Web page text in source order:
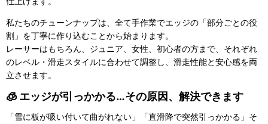
私たちのチューンナップは、全て手作業でエッジの「部分ごとの役
割」を丁寧に作り込むことから始まります。
レーサーはもちろん、ジュニア、女性、初心者の方まで、それぞれ
のレベル・滑走スタイルに合わせて調整し、滑走性能と安心感を両
立させます。
🧊 エッジが引っかかる…その原因、解決できます
「雪に板が吸い付いて曲がれない」「直滑降で突然引っかかる」そ